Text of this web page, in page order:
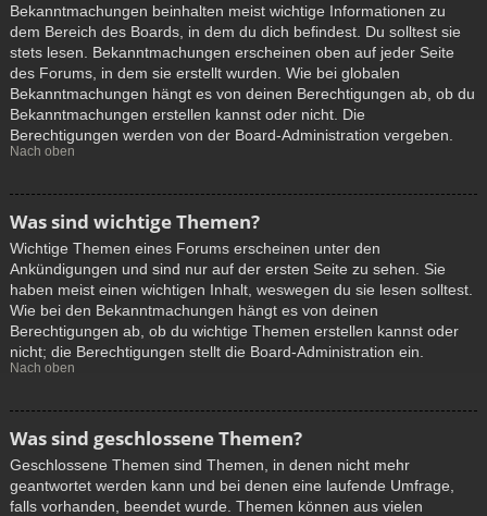
Bekanntmachungen beinhalten meist wichtige Informationen zu
dem Bereich des Boards, in dem du dich befindest. Du solltest sie
stets lesen. Bekanntmachungen erscheinen oben auf jeder Seite
des Forums, in dem sie erstellt wurden. Wie bei globalen
Bekanntmachungen hängt es von deinen Berechtigungen ab, ob du
Bekanntmachungen erstellen kannst oder nicht. Die
Berechtigungen werden von der Board-Administration vergeben.
Nach oben
Was sind wichtige Themen?
Wichtige Themen eines Forums erscheinen unter den
Ankündigungen und sind nur auf der ersten Seite zu sehen. Sie
haben meist einen wichtigen Inhalt, weswegen du sie lesen solltest.
Wie bei den Bekanntmachungen hängt es von deinen
Berechtigungen ab, ob du wichtige Themen erstellen kannst oder
nicht; die Berechtigungen stellt die Board-Administration ein.
Nach oben
Was sind geschlossene Themen?
Geschlossene Themen sind Themen, in denen nicht mehr
geantwortet werden kann und bei denen eine laufende Umfrage,
falls vorhanden, beendet wurde. Themen können aus vielen